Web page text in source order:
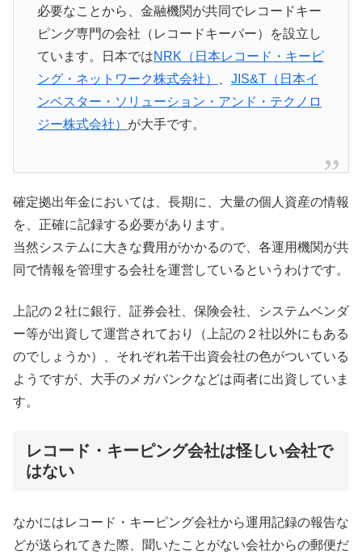
必要なことから、金融機関が共同でレコードキー
ピング専門の会社（レコードキーパー）を設立し
ています。日本ではNRK（日本レコード・キーピ
ング・ネットワーク株式会社）
JIS&T（日本イ
ンベスター・ソリューション・アンド・テクノロ
ジー株式会社） が大手です。
確定拠出年金においては、長期に、大量の個人資産の情報
を、正確に記録する必要があります。
当然システムに大きな費用がかかるので、各運用機関が共
同で情報を管理する会社を運営しているというわけです。
上記の２社に銀行、証券会社、保険会社、システムベンダ
ー等が出資して運営されており（上記の２社以外にもある
のでしょうか）、それぞれ若干出資会社の色がついている
ようですが、大手のメガバンクなどは両者に出資していま
す。
レコード・キーピング会社は怪しい会社で
はない
なかにはレコード・キーピング会社から運用記録の報告な
どが送られてきた際、聞いたことがない会社からの郵便だ